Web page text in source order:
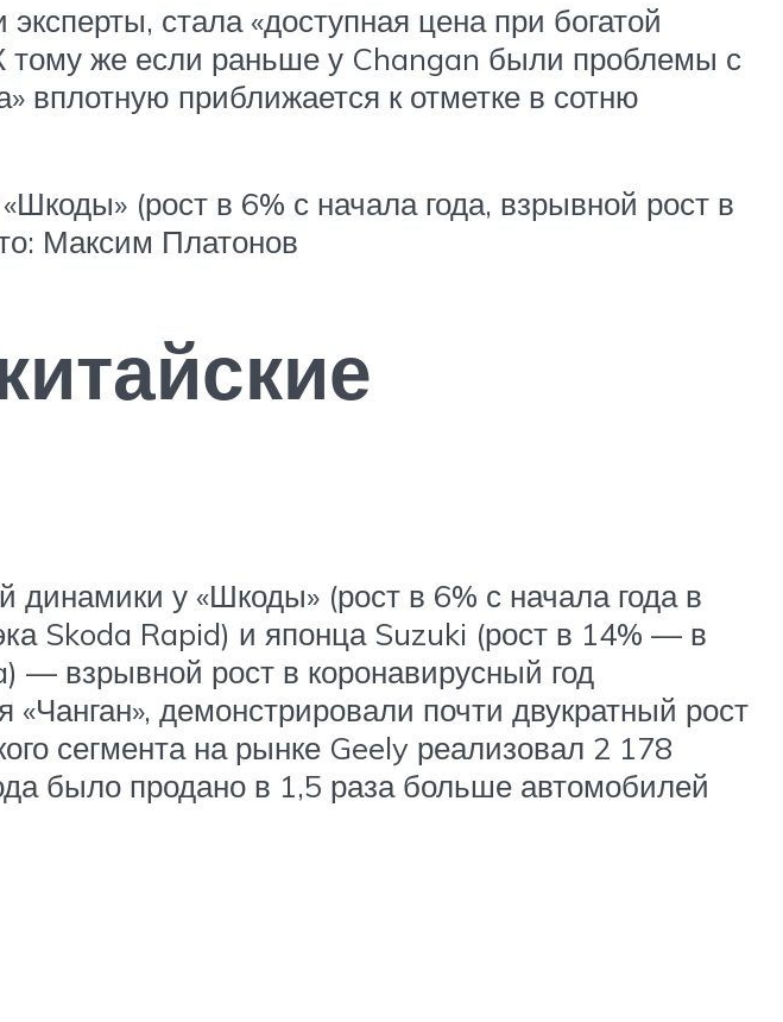
стала «доступная цена при богатой
тому же если раньше у Changan были проблемы с
вплотную приближается к отметке в сотню
(рост в 6% с начала года, взрывной рост в
Максим Платонов
у «Шкоды» (рост в 6% с начала года в
Skoda Rapid) и японца Suzuki (рост в 14% — в
— взрывной рост в коронавирусный год
демонстрировали почти двукратный рост
сегмента на рынке Geely реализовал 2 178
было продано в 1,5 раза больше автомобилей